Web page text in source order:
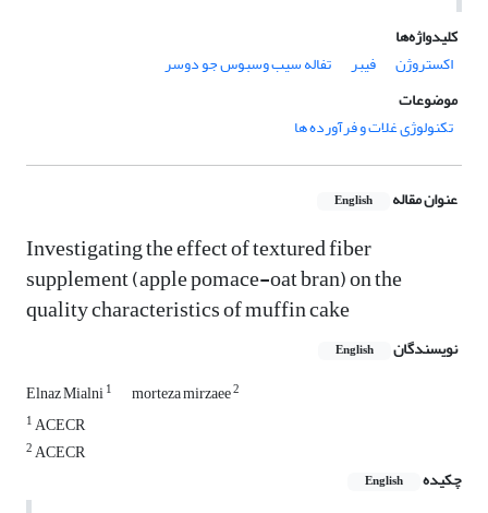
کلیدواژه‌ها
اکستروژن
فیبر
تفاله سیب وسبوس جو دوسر
موضوعات
تکنولوژی غلات و فرآورده ها
عنوان مقاله English
Investigating the effect of textured fiber
supplement (apple pomace-oat bran) on the
quality characteristics of muffin cake
نویسندگان English
Elnaz Mialni1 morteza mirzaee2
1ACECR
2ACECR
چکیده
English